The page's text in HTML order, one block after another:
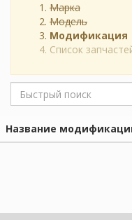
Марка
Модель
Модификация
Список
Название